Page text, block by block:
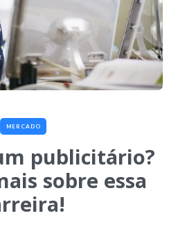
MERCADO
publicitário?
sobre essa